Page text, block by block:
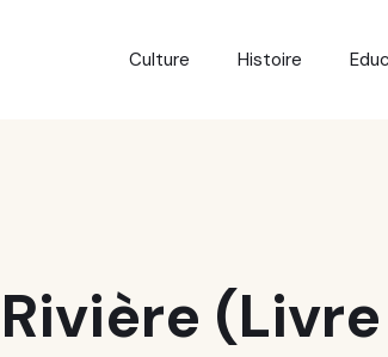
Culture Histoire